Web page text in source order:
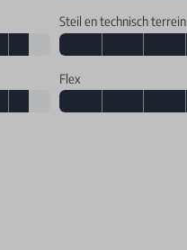
Steil en technisch terrein
Flex